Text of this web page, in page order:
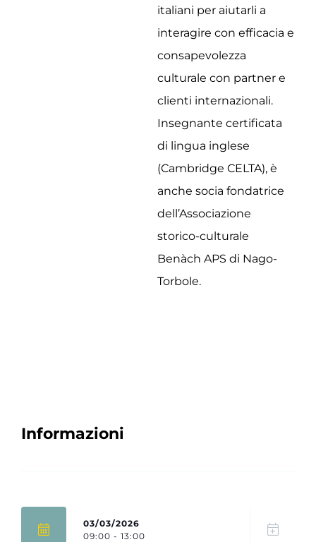
italiani per aiutarli a
interagire con efficacia e
consapevolezza
culturale con partner e
clienti internazionali.
Insegnante certificata
di lingua inglese
(Cambridge CELTA), è
anche socia fondatrice
dell’Associazione
storico-culturale
Benàch APS di Nago-
Torbole.
Informazioni
03/03/2026
09:00 - 13:00